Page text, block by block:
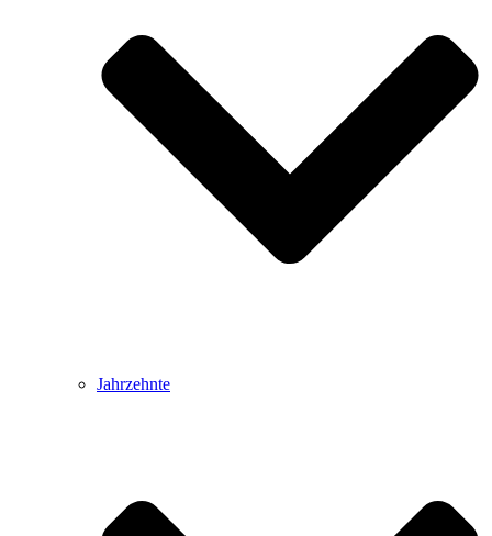
Jahrzehnte